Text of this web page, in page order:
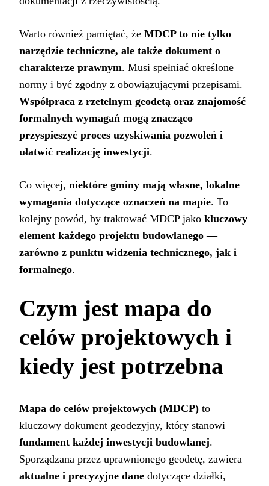
Warto również pamiętać, że MDCP to nie tylko
narzędzie techniczne, ale także dokument o
charakterze prawnym. Musi spełniać określone
normy i być zgodny z obowiązującymi przepisami.
Współpraca z rzetelnym geodetą oraz znajomość
formalnych wymagań mogą znacząco
przyspieszyć proces uzyskiwania pozwoleń i
ułatwić realizację inwestycji.
Co więcej, niektóre gminy mają własne, lokalne
wymagania dotyczące oznaczeń na mapie. To
kolejny powód, by traktować MDCP jako kluczowy
element każdego projektu budowlanego —
zarówno z punktu widzenia technicznego, jak i
formalnego.
Czym jest mapa do
celów projektowych i
kiedy jest potrzebna
Mapa do celów projektowych (MDCP) to
kluczowy dokument geodezyjny, który stanowi
fundament każdej inwestycji budowlanej.
Sporządzana przez uprawnionego geodetę, zawiera
aktualne i precyzyjne dane dotyczące działki,